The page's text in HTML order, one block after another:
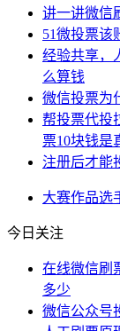
讲一讲微信
51微投票该
经验共享，
么算钱
微信投票为
帮投票代投
票10块钱是
注册后才能
大赛作品选
今日关注
在线微信刷
多少
微信公众号